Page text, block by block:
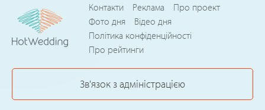
Контакти Реклама
Про проект
Фото дня
Відео дня
Політика конфіденційності
Про рейтинги
Зв'язок з адміністрацією